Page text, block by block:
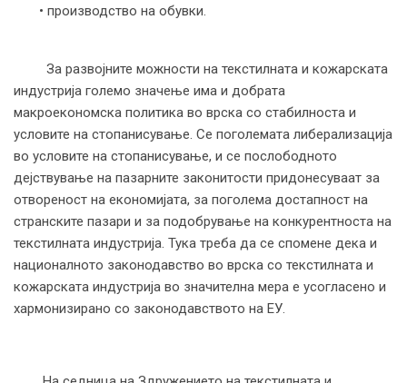
• производство на обувки.
За развојните можности на текстилната и кожарската
индустрија големо значење има и добрата
макроекономска политика во врска со стабилноста и
условите на стопанисување. Се поголемата либерализација
во условите на стопанисување, и се послободното
дејствување на пазарните законитости придонесуваат за
отвореност на економијата, за поголема достапност на
странските пазари и за подобрување на конкурентноста на
текстилната индустрија. Тука треба да се спомене дека и
националното законодавство во врска со текстилната и
кожарската индустрија во значителна мера е усогласено и
хармонизирано со законодавството на ЕУ.